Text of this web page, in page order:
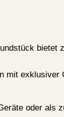
bietet
mit exklusiver
oder als